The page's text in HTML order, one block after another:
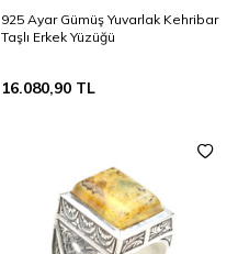
925 Ayar Gümüş Yuvarlak Kehribar
Taşlı Erkek Yüzüğü
16.080,90 TL